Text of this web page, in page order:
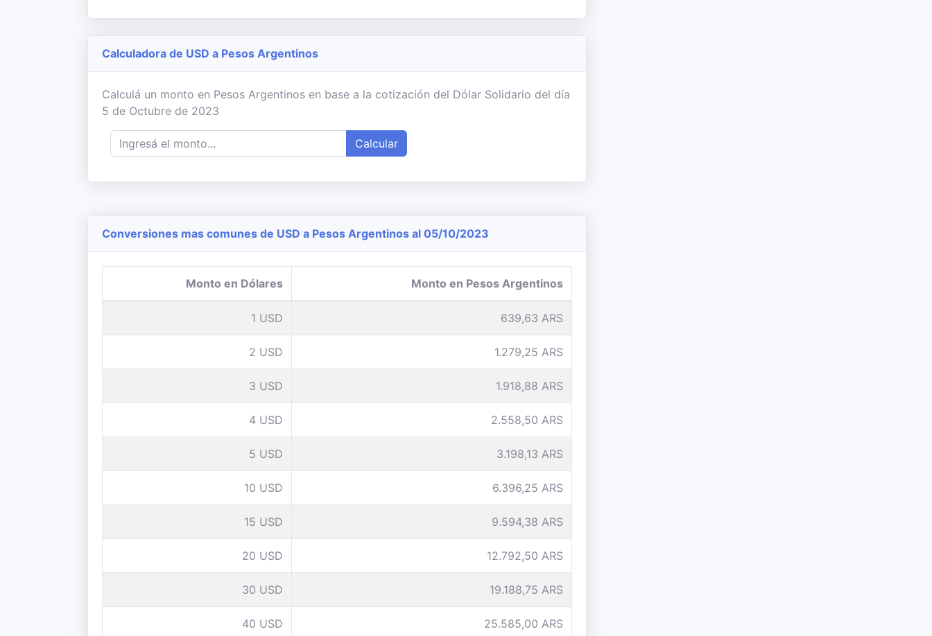
Calculadora de USD a Pesos Argentinos
Calculá un monto en Pesos Argentinos en base a la cotización del Dólar Solidario del día
5 de Octubre de 2023
Calcular
Conversiones mas comunes de USD a Pesos Argentinos al 05/10/2023
Monto en Dólares Monto en Pesos Argentinos
1 USD 639,63 ARS
2 USD 1.279,25 ARS
3 USD 1.918,88 ARS
4 USD 2.558,50 ARS
5 USD 3.198,13 ARS
10 USD 6.396,25 ARS
15 USD 9.594,38 ARS
20 USD 12.792,50 ARS
30 USD 19.188,75 ARS
40 USD 25.585,00 ARS